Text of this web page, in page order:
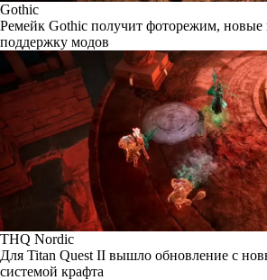
Gothic
Ремейк Gothic получит фоторежим, новые
поддержку модов
THQ Nordic
Для Titan Quest II вышло обновление с
системой крафта